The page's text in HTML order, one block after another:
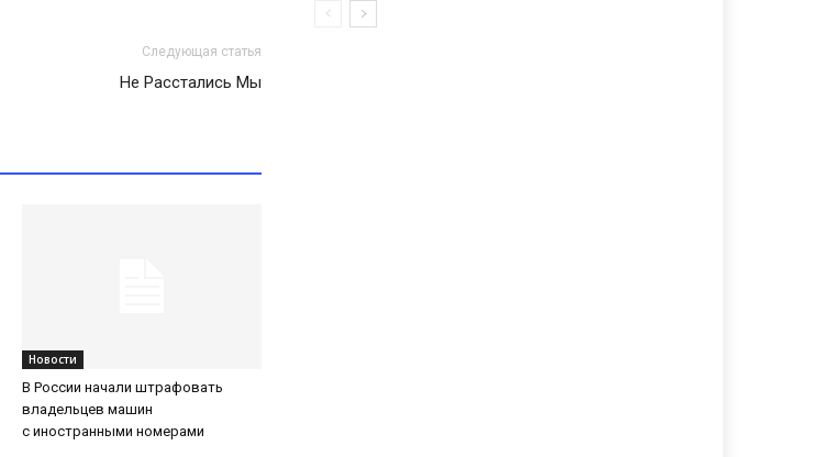
Следующая статья
Не Расстались Мы
Новости
В России начали штрафовать
владельцев машин
с иностранными номерами